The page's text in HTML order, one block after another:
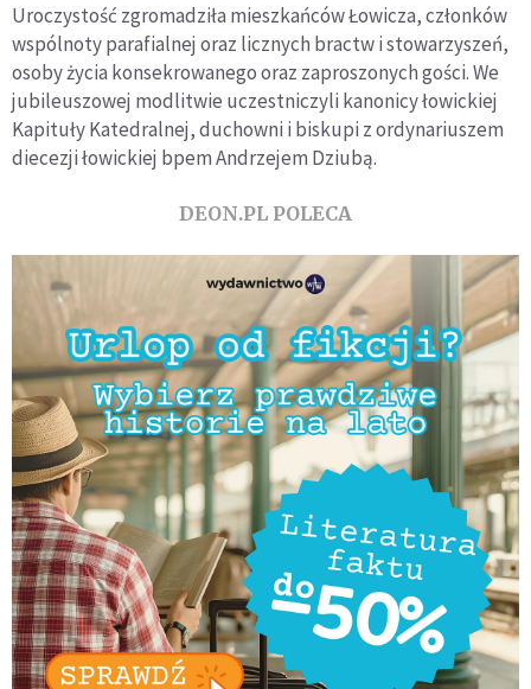
Uroczystość zgromadziła mieszkańców Łowicza, członków
wspólnoty parafialnej oraz licznych bractw i stowarzyszeń,
osoby życia konsekrowanego oraz zaproszonych gości. We
jubileuszowej modlitwie uczestniczyli kanonicy łowickiej
Kapituły Katedralnej, duchowni i biskupi z ordynariuszem
diecezji łowickiej bpem Andrzejem Dziubą.
DEON.PL POLECA